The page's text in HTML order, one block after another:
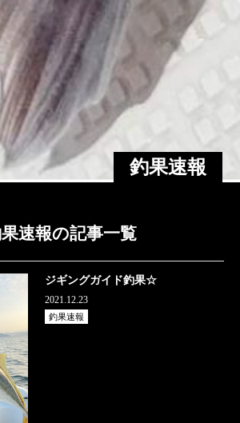
釣果速報
速報の記事一覧
ジギングガイド釣果☆
2021.12.23
釣果速報